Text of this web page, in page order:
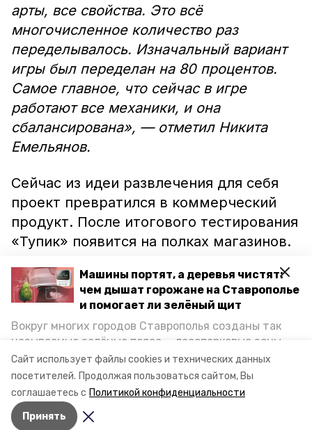
Сайт использует файлы cookies и технических данных
посетителей. Продолжая пользоваться сайтом, Вы
соглашаетесь с Политикой конфиденциальности
Принять
Машины портят, а деревья чистят:
чем дышат горожане на Ставрополье
и помогает ли зелёный щит
Вокруг многих городов Ставрополья созданы так
называемые зелёные пояса — лесопарковые зоны,
снижающие негативное воздействие выхлопных
газов на атмосферу. Справляются ли они с
постоянно растущим потоком автотранспорта и
каким воздухом дышат жители края, узнала
корреспондент «Победы26».
арты, все свойства. Это всё
многочисленное количество раз
переделывалось. Изначальный вариант
игры был переделан на 80 процентов.
Самое главное, что сейчас в игре
работают все механики, и она
сбалансирована», — отметил Никита
Емельянов.
Сейчас из идеи развлечения для себя
проект превратился в коммерческий
продукт. После итогового тестирования
«Тупик» появится на полках магазинов.
«Я хочу в дальнейшем заниматься
разработкой и созданием настольных
которые я смогу получить, направлю на
развитие и создание уже новых игр», —
рассказал ставрополец.
Авторы: Мила Гень